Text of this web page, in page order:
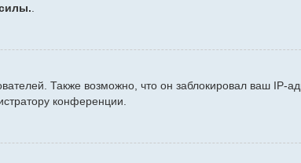
Также возможно, что он заблокировал ваш IP-
конференции.